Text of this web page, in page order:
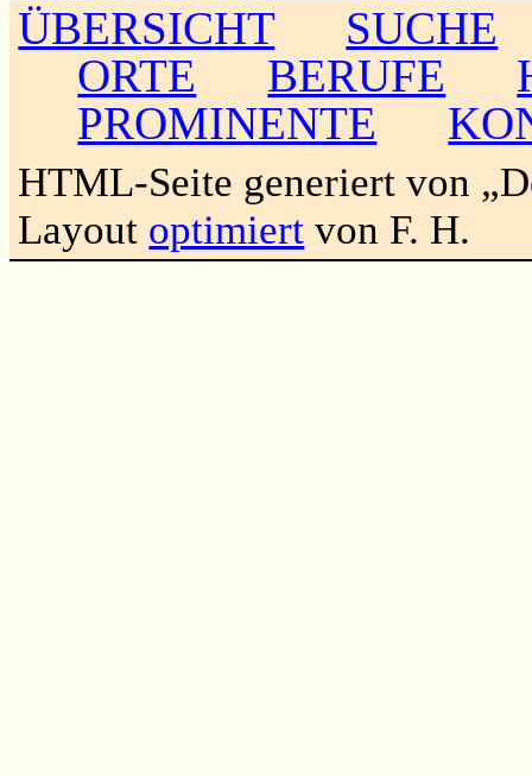
ÜBERSICHT
SUCHE
ORTE
BERUFE
PROMINENTE
HTML-Seite generiert von
Layout optimiert von F. H.